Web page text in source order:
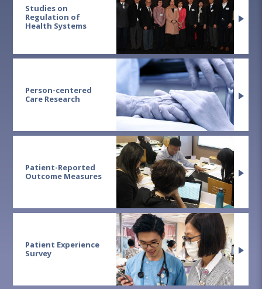
Studies on
Regulation of
Health Systems
Person-centered
Care Research
Patient-Reported
Outcome Measures
Patient Experience
Survey